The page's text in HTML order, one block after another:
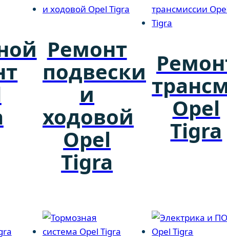
Ремонт
подвески
и
ходовой
Opel
Tigra
Opel
Tigra